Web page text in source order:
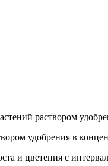
раствором
удобрения в
и цветения с